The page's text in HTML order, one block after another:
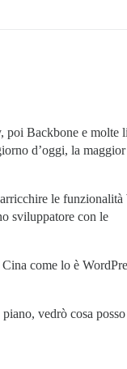
poi Backbone e molte
d’oggi, la
le funzionalità
sviluppatore con le
come lo è
vedrò cosa